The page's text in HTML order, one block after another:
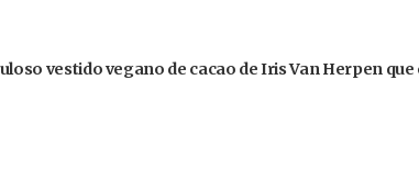
vestido vegano de cacao de Iris Van Herpen